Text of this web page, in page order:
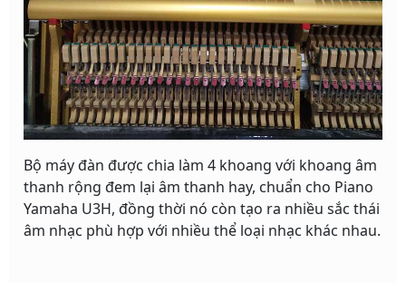
Bộ máy đàn được chia làm 4 khoang với khoang âm
thanh rộng đem lại âm thanh hay, chuẩn cho Piano
Yamaha U3H, đồng thời nó còn tạo ra nhiều sắc thái
âm nhạc phù hợp với nhiều thể loại nhạc khác nhau.